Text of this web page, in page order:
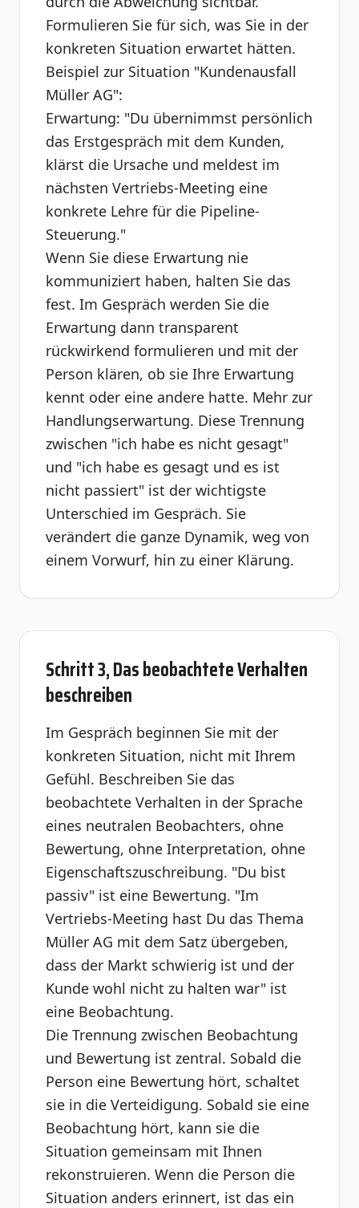
Formulieren Sie für sich, was Sie in der
konkreten Situation erwartet hätten.
Beispiel zur Situation "Kundenausfall
Müller AG":
Erwartung: "Du übernimmst persönlich
das Erstgespräch mit dem Kunden,
klärst die Ursache und meldest im
nächsten Vertriebs-Meeting eine
konkrete Lehre für die Pipeline-
Steuerung."
Wenn Sie diese Erwartung nie
kommuniziert haben, halten Sie das
fest. Im Gespräch werden Sie die
Erwartung dann transparent
rückwirkend formulieren und mit der
Person klären, ob sie Ihre Erwartung
kennt oder eine andere hatte. Mehr zur
Handlungserwartung. Diese Trennung
zwischen "ich habe es nicht gesagt"
und "ich habe es gesagt und es ist
nicht passiert" ist der wichtigste
Unterschied im Gespräch. Sie
verändert die ganze Dynamik, weg von
einem Vorwurf, hin zu einer Klärung.
Schritt 3, Das beobachtete Verhalten
beschreiben
Im Gespräch beginnen Sie mit der
konkreten Situation, nicht mit Ihrem
Gefühl. Beschreiben Sie das
beobachtete Verhalten in der Sprache
eines neutralen Beobachters, ohne
Bewertung, ohne Interpretation, ohne
Eigenschaftszuschreibung. "Du bist
passiv" ist eine Bewertung. "Im
Vertriebs-Meeting hast Du das Thema
Müller AG mit dem Satz übergeben,
dass der Markt schwierig ist und der
Kunde wohl nicht zu halten war" ist
eine Beobachtung.
Die Trennung zwischen Beobachtung
und Bewertung ist zentral. Sobald die
Person eine Bewertung hört, schaltet
sie in die Verteidigung. Sobald sie eine
Beobachtung hört, kann sie die
Situation gemeinsam mit Ihnen
rekonstruieren. Wenn die Person die
Situation anders erinnert, ist das ein